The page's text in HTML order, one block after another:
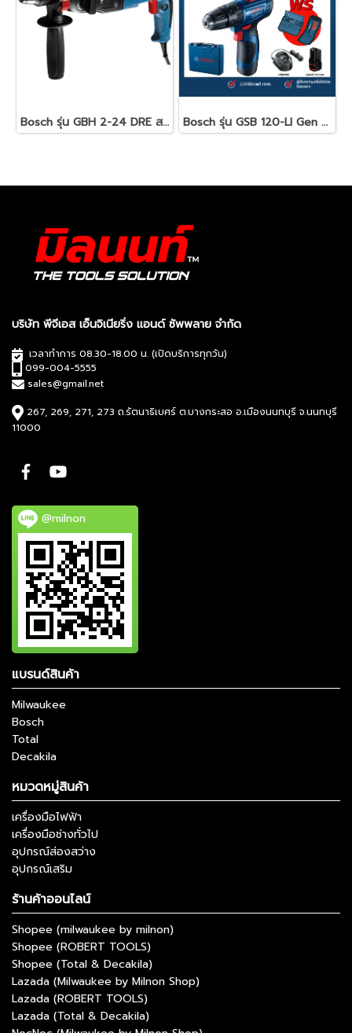
Bosch รุ่น GBH 2-24 DRE สว่านโรตารี่ไฟฟ้า 790 วัตต์ 24 mm. 3 ระบบ ปรับรอบ ซ้าย-ขวาได้ (06112721K0) Bosch รุ่น GSB 120-LI Gen 3 สว่านกระแทกไร้สาย 12 โวลต์ แบตเตอรี่ 2.0 Ah 1 ก้อน และแท่นชาร์จ (06019G81K5)
บริษัท พีจีเอส เอ็นจิเนียริ่ง แอนด์ ซัพพลาย จำกัด
เวลาทำการ 08.30-18.00 น. (เปิดบริการทุกวัน)
099-004-5555
sales@gmail.net
267, 269, 271, 273 ถ.รัตนาธิเบศร์ ต.บางกระสอ อ.เมืองนนทบุรี จ.นนทบุรี
11000
@milnon
แบรนด์สินค้า
Milwaukee
Bosch
Total
Decakila
หมวดหมู่สินค้า
เครื่องมือไฟฟ้า
เครื่องมือช่างทั่วไป
อุปกรณ์ส่องสว่าง
อุปกรณ์เสริม
ร้านค้าออนไลน์
Shopee (milwaukee by milnon)
Shopee (ROBERT TOOLS)
Shopee (Total & Decakila)
Lazada (Milwaukee by Milnon Shop)
Lazada (ROBERT TOOLS)
Lazada (Total & Decakila)